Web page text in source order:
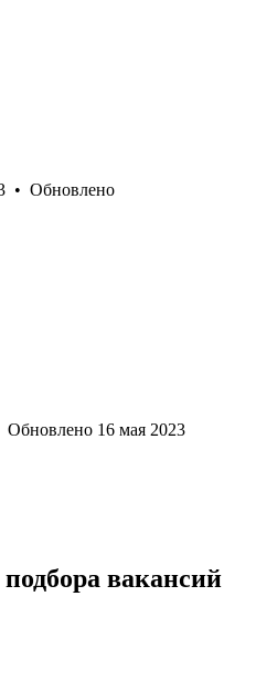
• Обновлено
Обновлено 16 мая 2023
вакансий